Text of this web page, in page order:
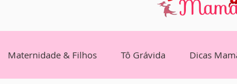
Maternidade & Filhos Tô Grávida Dicas